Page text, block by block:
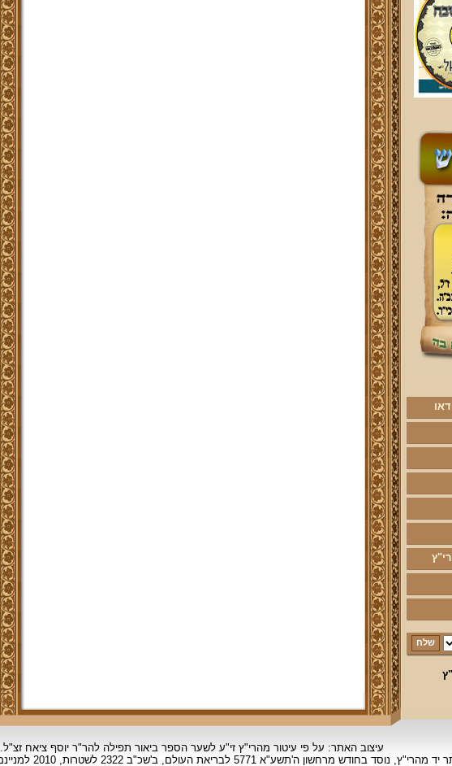
עיצוב האתר: על פי עיטור מהרי"ץ זי"ע לשער הספר ביאור תפילה להר"ר יוסף ציאח זצ"ל.
יד מהרי"ץ, נוסד בחודש מרחשוןה'תשע"א 5771 לבריאת העולם, ב'שכ"ב 2322 לשטרות, 2010 למניינם.